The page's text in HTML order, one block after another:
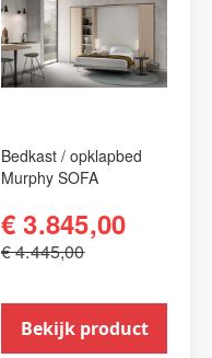
Bedkast / opklapbed
Murphy SOFA
€ 3.845,00
€ 4.445,00
Bekijk product